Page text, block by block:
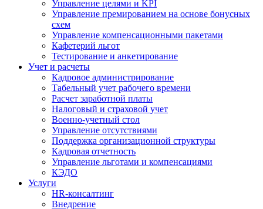
Управление целями и KPI
Управление премированием на основе бонусных
схем
Управление компенсационными пакетами
Кафетерий льгот
Тестирование и анкетирование
Учет и расчеты
Кадровое администрирование
Табельный учет рабочего времени
Расчет заработной платы
Налоговый и страховой учет
Военно-учетный стол
Управление отсутствиями
Поддержка организационной структуры
Кадровая отчетность
Управление льготами и компенсациями
КЭДО
Услуги
HR-консалтинг
Внедрение